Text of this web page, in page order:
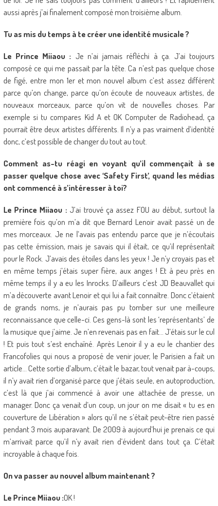
aussi après j’ai finalement composé mon troisième album.
Tu as mis du temps à te créer une identité musicale ?
Le Prince Miiaou : Je n’ai jamais réfléchi à ça. J’ai toujours
composé ce qui me passait par la tête. Ca n’est pas quelque chose
de figé, entre mon 1er et mon nouvel album c’est assez différent
parce qu’on change, parce qu’on écoute de nouveaux artistes, de
nouveaux morceaux, parce qu’on vit de nouvelles choses. Par
exemple si tu compares Kid A et OK Computer de Radiohead, ça
pourrait être deux artistes différents. Il n’y a pas vraiment d’identité
donc, c’est possible de changer du tout au tout.
Comment as-tu réagi en voyant qu’il commençait à se
passer quelque chose avec ‘Safety First’, quand les médias
ont commencé à s’intéresser à toi?
Le Prince Miiaou : J’ai trouvé ça assez FOU au début, surtout la
première fois qu’on m’a dit que Bernard Lenoir avait passé un de
mes morceaux. Je ne l’avais pas entendu parce que je n’écoutais
pas cette émission, mais je savais qui il était, ce qu’il représentait
pour le Rock. J’avais des étoiles dans les yeux ! Je n’y croyais pas et
en même temps j’étais super fière, aux anges ! Et à peu près en
même temps il y a eu les Inrocks. D’ailleurs c’est JD Beauvallet qui
m’a découverte avant Lenoir et qui lui a fait connaître. Donc c’étaient
de grands noms, je n’aurais pas pu tomber sur une meilleure
reconnaissance que celle-ci. Ces gens-là sont les ‘représentants’ de
la musique que j’aime. Je n’en revenais pas en fait… J’étais sur le cul
! Et puis tout s’est enchaîné. Après Lenoir il y a eu le chantier des
Francofolies qui nous a proposé de venir jouer, le Parisien a fait un
article… Cette sortie d’album, c’était le bazar, tout venait par à-coups,
il n’y avait rien d’organisé parce que j’étais seule, en autoproduction,
c’est là que j’ai commencé à avoir une attachée de presse, un
manager. Donc ça venait d’un coup, un jour on me disait « tu es en
couverture de Libération » alors qu’il ne s’était peut-être rien passé
pendant 3 mois auparavant. De 2009 à aujourd’hui je prenais ce qui
m’arrivait parce qu’il n’y avait rien d’évident dans tout ça. C’était
incroyable à chaque fois.
On va passer au nouvel album maintenant ?
Le Prince Miiaou :OK !